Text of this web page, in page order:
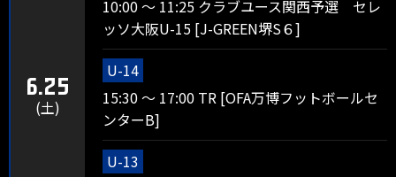
6.25
(土)
10:00 ～ 11:25 クラブユース関西予選 セレ
ッソ大阪U-15 [J-GREEN堺S６]
U-14
15:30 ～ 17:00 TR [OFA万博フットボールセ
ンターB]
U-13